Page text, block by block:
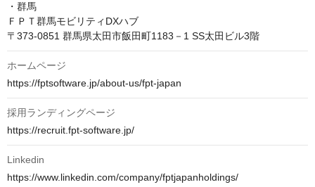
・群馬
ＦＰＴ群馬モビリティDXハブ
ホームページ
https://fptsoftware.jp/about-us/fpt-japan
採用ランディングページ
https://recruit.fpt-software.jp/
Linkedin
https://www.linkedin.com/company/fptjapanholdings/